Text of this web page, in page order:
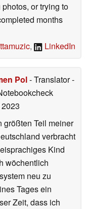
or trying to
months
, LinkedIn
Pol- Translator-
größten Teil meiner
verbracht
Kind
wöchentlich
neu zu
Tages ein
Zeit, dass ich